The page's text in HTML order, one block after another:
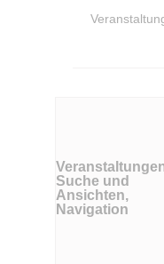
Suche und
Ansichten,
Navigation